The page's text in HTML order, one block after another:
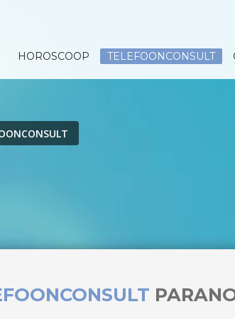
HOROSCOOP TELEFOONCONSULT